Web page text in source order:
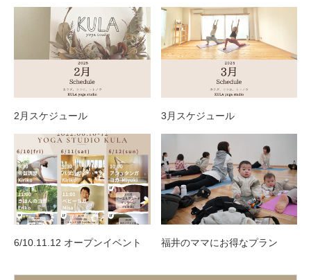
2月スケジュール 3月スケジュール
6/10.11.12 オープンイベント 福井のママにお得なプラン